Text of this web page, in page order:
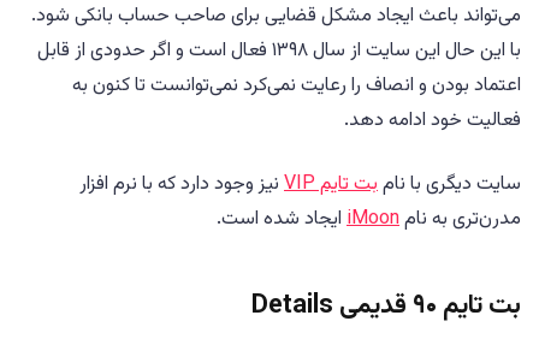
می‌تواند باعث ایجاد مشکل قضایی برای صاحب حساب بانکی شود.
با این حال این سایت از سال ۱۳۹۸ فعال است و اگر حدودی از قابل
اعتماد بودن و انصاف را رعایت نمی‌کرد نمی‌توانست تا کنون به
فعالیت خود ادامه دهد.
سایت دیگری با نامبت تایم VIP
نیز وجود دارد که با نرم افزار
مدرن‌تری به نامiMoon ایجاد شده است.
بت تایم ۹۰ قدیمی Details